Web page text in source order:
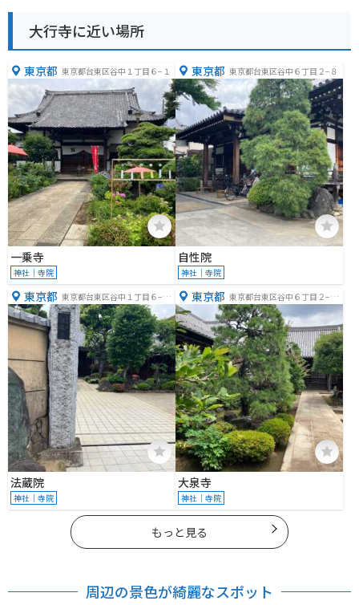
大行寺に近い場所
東京都 東京都台東区谷中１丁目６−１
一乗寺
神社｜寺院
東京都 東京都台東区谷中６丁目２−８
自性院
神社｜寺院
東京都 東京都台東区谷中１丁目６−２
６
法蔵院
神社｜寺院
東京都 東京都台東区谷中６丁目２−１
３
大泉寺
神社｜寺院
もっと見る
周辺の景色が綺麗なスポット